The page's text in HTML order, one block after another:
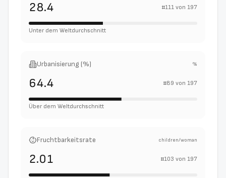
28.4 #111 von 197
Unter dem Weltdurchschnitt
Urbanisierung (%) %
64.4 #89 von 197
Über dem Weltdurchschnitt
Fruchtbarkeitsrate children/woman
2.01 #103 von 197